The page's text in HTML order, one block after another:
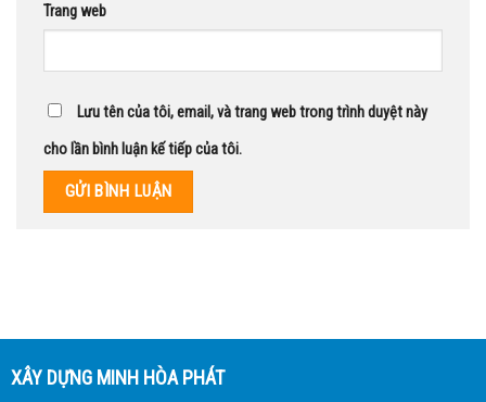
Trang web
Lưu tên của tôi, email, và trang web trong trình duyệt này
cho lần bình luận kế tiếp của tôi.
XÂY DỰNG MINH HÒA PHÁT